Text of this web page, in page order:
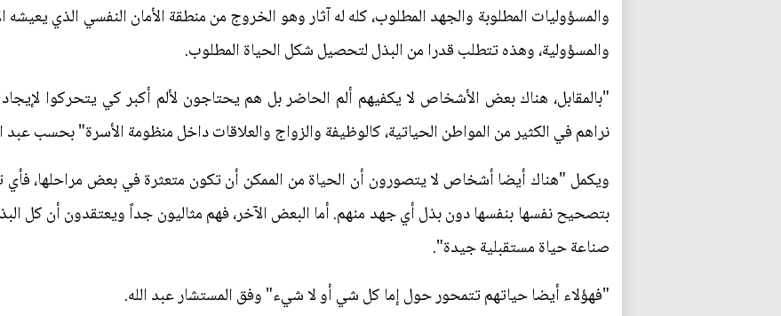
والمسؤوليات المطلوبة والجهد المطلوب، كله له آثار وهو الخروج من منطقة الأمان النفسي الذي يعيشه
والمسؤولية، وهذه تتطلب قدرا من البذل لتحصيل شكل الحياة المطلوب.
"بالمقابل، هناك بعض الأشخاص لا يكفيهم ألم الحاضر بل هم يحتاجون لألم أكبر كي يتحركوا
نراهم في الكثير من المواطن الحياتية، كالوظيفة والزواج والعلاقات داخل منظومة الأسرة" بحسب عبد
ويكمل "هناك أيضا أشخاص لا يتصورون أن الحياة من الممكن أن تكون متعثرة في بعض مراحلها، فأي
بتصحيح نفسها بنفسها دون بذل أي جهد منهم. أما البعض الآخر، فهم مثاليون جداً ويعتقدون أن كل
صناعة حياة مستقبلية جيدة".
"فهؤلاء أيضا حياتهم تتمحور حول إما كل شي أو لا شيء" وفق المستشار عبد الله.